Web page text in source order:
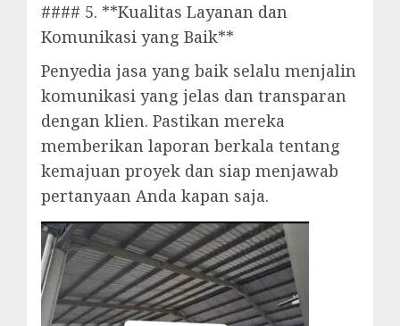
#### 5. **Kualitas Layanan dan
Komunikasi yang Baik**
Penyedia jasa yang baik selalu menjalin
komunikasi yang jelas dan transparan
dengan klien. Pastikan mereka
memberikan laporan berkala tentang
kemajuan proyek dan siap menjawab
pertanyaan Anda kapan saja.